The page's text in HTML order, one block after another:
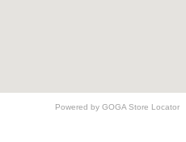
Powered by GOGA Store Locator